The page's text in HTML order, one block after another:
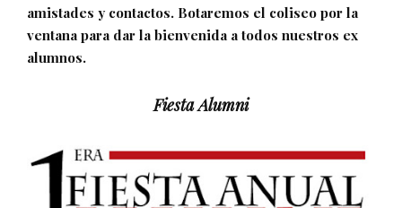
amistades y contactos. Botaremos el coliseo por la
ventana para dar la bienvenida a todos nuestros ex
alumnos.
Fiesta Alumni